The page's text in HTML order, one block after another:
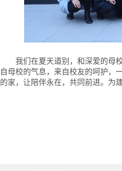
我们在夏天道别，和深爱的母
自母校的气息，来自校友的呵护，
的家，让陪伴永在，共同前进。为